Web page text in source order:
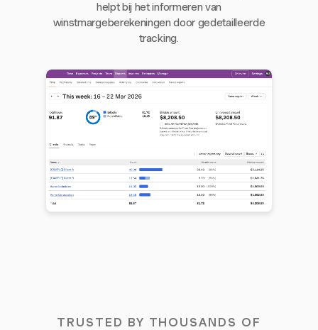
helpt bij het informeren van
winstmargeberekeningen door gedetailleerde
tracking.
TRUSTED BY THOUSANDS OF